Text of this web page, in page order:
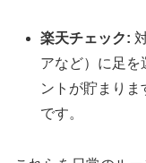
楽天チェック:
アなど）に足を
ントが貯まり
です。